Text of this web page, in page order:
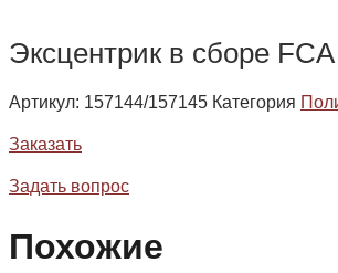
Эксцентрик в сборе
Артикул: 157144/157145 Категория
Заказать
Задать вопрос
Похожие